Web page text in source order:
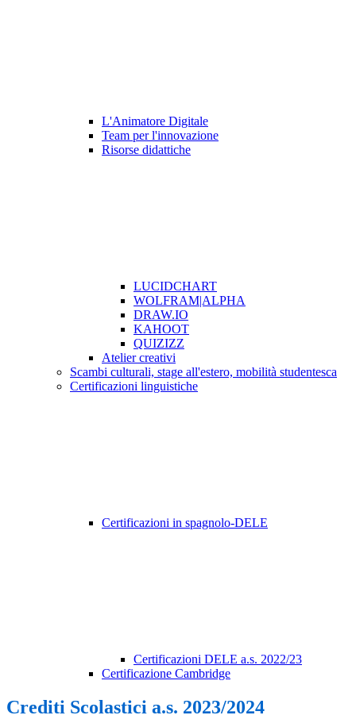
L'Animatore Digitale
Team per l'innovazione
Risorse didattiche
LUCIDCHART
WOLFRAM|ALPHA
DRAW.IO
KAHOOT
QUIZIZZ
Atelier creativi
Scambi culturali, stage all'estero, mobilità studentesca
Certificazioni linguistiche
Certificazioni in spagnolo-DELE
Certificazioni DELE a.s. 2022/23
Certificazione Cambridge
Crediti Scolastici a.s. 2023/2024